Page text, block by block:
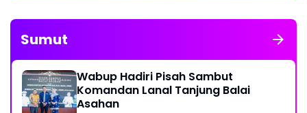
Sumut
Wabup Hadiri Pisah Sambut
Komandan Lanal Tanjung Balai
Asahan